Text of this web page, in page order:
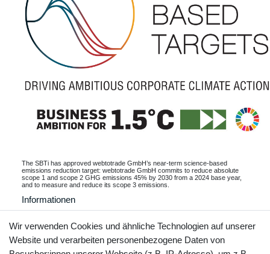
The SBTi has approved webtotrade GmbH’s near-term science-based
emissions reduction target: webtotrade GmbH commits to reduce absolute
scope 1 and scope 2 GHG emissions 45% by 2030 from a 2024 base year,
and to measure and reduce its scope 3 emissions.
Informationen
Wir verwenden Cookies und ähnliche Technologien auf unserer
Website und verarbeiten personenbezogene Daten von